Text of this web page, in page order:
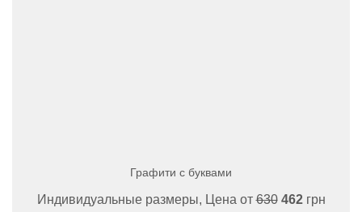
Графити с буквами
Индивидуальные размеры, Цена от630 462грн